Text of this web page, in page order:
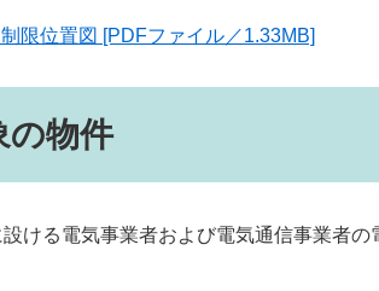
限位置図 [PDFファイル／1.33MB]
の物件
ける電気事業者および電気通信事業者